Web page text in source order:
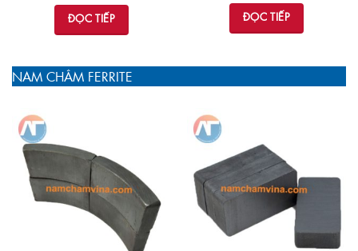
ĐỌC TIẾP ĐỌC TIẾP
NAM CHÂM FERRITE